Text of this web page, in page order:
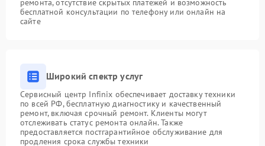
бесплатной консультации по телефону или онлайн на
сайте
Широкий спектр услуг
Сервисный центр Infinix обеспечивает доставку техники
по всей РФ, бесплатную диагностику и качественный
ремонт, включая срочный ремонт. Клиенты могут
отслеживать статус ремонта онлайн. Также
предоставляется постгарантийное обслуживание для
продления срока службы техники